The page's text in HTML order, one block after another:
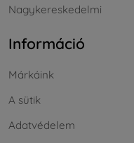
Nagykereskedelmi
Információ
Márkáink
A sütik
Adatvédelem